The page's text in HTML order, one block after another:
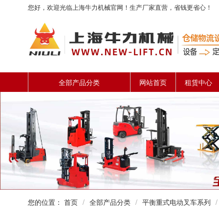
您好，欢迎光临上海牛力机械官网！生产厂家直营，省钱更省心！
全部产品分类 网站首页 租赁中心
您的位置： 首页 / 全部产品分类 / 平衡重式电动叉车系列 /